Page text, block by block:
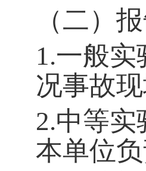
（二）
1.一般实
况事故
2.中等实
本单位